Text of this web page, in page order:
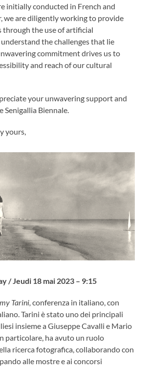
initially conducted in French and
we are diligently working to provide
through the use of artificial
the challenges that lie
commitment drives us to
and reach of our cultural
your unwavering support and
Senigallia Biennale.
yours,
/ Jeudi 18 mai 2023 – 9:15
Tarini,conferenza in italiano, con
Tarini è stato uno dei principali
insieme a Giuseppe Cavalli e Mario
particolare, ha avuto un ruolo
ricerca fotografica, collaborando con
alle mostre e ai concorsi